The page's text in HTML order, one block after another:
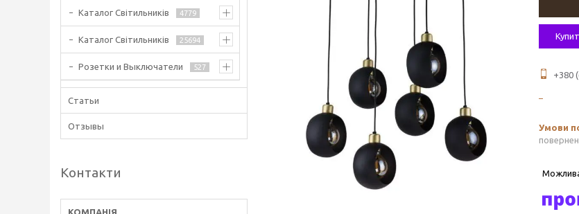
+380
Каталог Світильників 4779
Каталог Світильників 25694
Розетки и Выключатели 527
Статьи
Отзывы
Контакти